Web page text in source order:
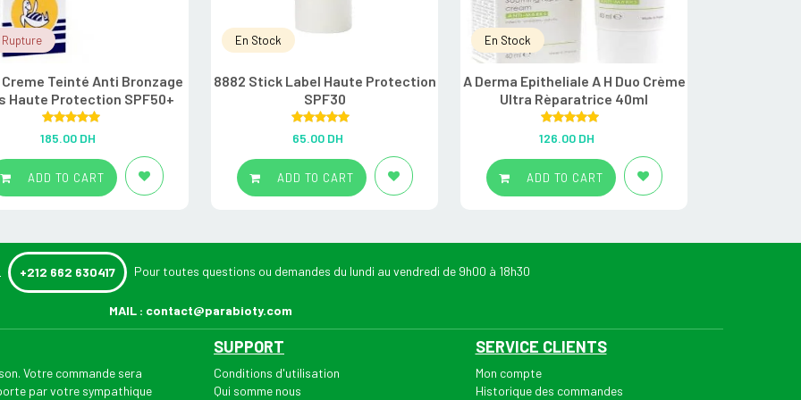
Rupture
Teinté Anti Bronzage
Haute Protection SPF50+
Rated 5.00
out of 5
185.00 DH
ADD TO CART
En Stock
8882 Stick Label Haute Protection
SPF30
Rated5.00
out of 5
65.00 DH
ADD TO CART
En Stock
A Derma Epitheliale A H Duo Crème
Ultra Rèparatrice 40ml
Rated 5.00
out of 5
126.00 DH
ADD TO CART
+212 662 630417 Pour toutes questions ou demandes du lundi au vendredi de 9h00 à 18h30
MAIL : contact@parabioty.com
Votre commande sera
par votre sympathique
SUPPORT
Conditions d'utilisation
Qui somme nous
SERVICE CLIENTS
Mon compte
Historique des commandes